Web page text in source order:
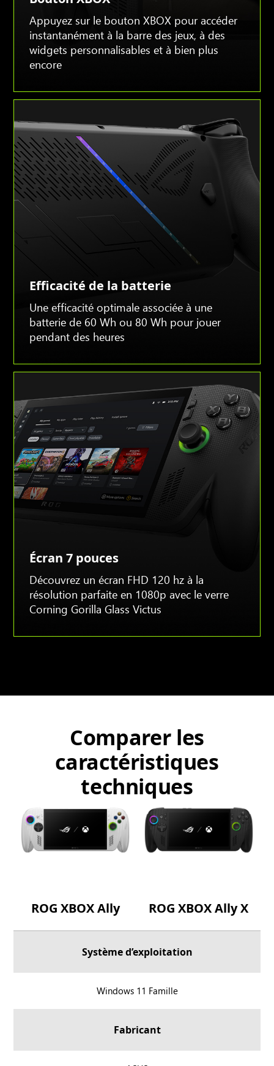
Appuyez sur le bouton XBOX pour accéder
instantanément à la barre des jeux, à des
widgets personnalisables et à bien plus
encore
Efficacité de la batterie
Une efficacité optimale associée à une
batterie de 60 Wh ou 80 Wh pour jouer
pendant des heures
Écran 7 pouces
Découvrez un écran FHD 120 hz à la
résolution parfaite en 1080p avec le verre
Corning Gorilla Glass Victus
Comparer les
caractéristiques
techniques
ROG XBOX Ally ROG XBOX Ally X
Système d’exploitation
B
Windows 11 Famille
Fabricant